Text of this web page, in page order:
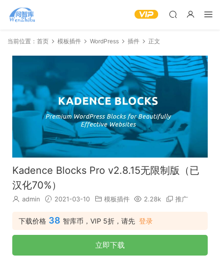
当前位置： 首页 模板插件 WordPress 插件 正文
Kadence Blocks Pro v2.8.15无限制版（已
汉化70%）
admin 2021-03-10 模板插件 2.28k 推广
下载价格 38 智库币，VIP 5折，请先 登录
立即下载